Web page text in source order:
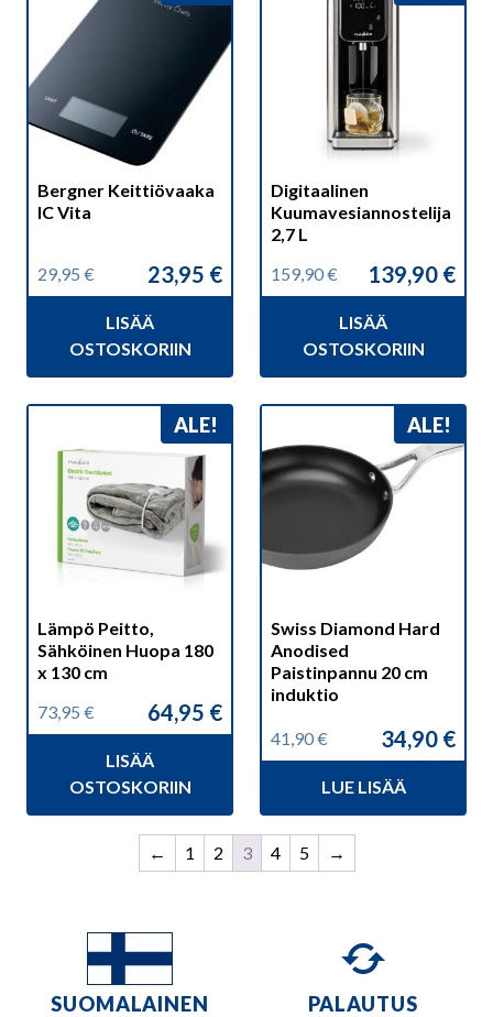
Bergner Keittiövaaka
IC Vita
29,95 €
Alkuperäinen
29,95 €.
23,95 €
Nykyinen
23,95 €.
LISÄÄ
OSTOSKORIIN
Digitaalinen
Kuumavesiannostelija
2,7 L
159,90€
Alkuperäinen
159,90 €.
139,90 €
Nykyinen
139,90 €.
LISÄÄ
OSTOSKORIIN
ALE!
Lämpö Peitto,
Sähköinen Huopa 180
x 130 cm
73,95 €
Alkuperäinen
73,95 €.
64,95 €
Nykyinen
64,95 €.
LISÄÄ
OSTOSKORIIN
ALE!
Swiss Diamond Hard
Anodised
Paistinpannu 20 cm
induktio
41,90€
Alkuperäinen
41,90 €.
34,90 €
Nykyinen
34,90 €.
LUE LISÄÄ
← 1 2 3 4 5 →
SUOMALAINEN PALAUTUS